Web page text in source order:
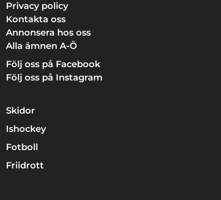
Privacy policy
Kontakta oss
Annonsera hos oss
Alla ämnen A-Ö
Följ oss på Facebook
Följ oss på Instagram
Skidor
Ishockey
Fotboll
Friidrott